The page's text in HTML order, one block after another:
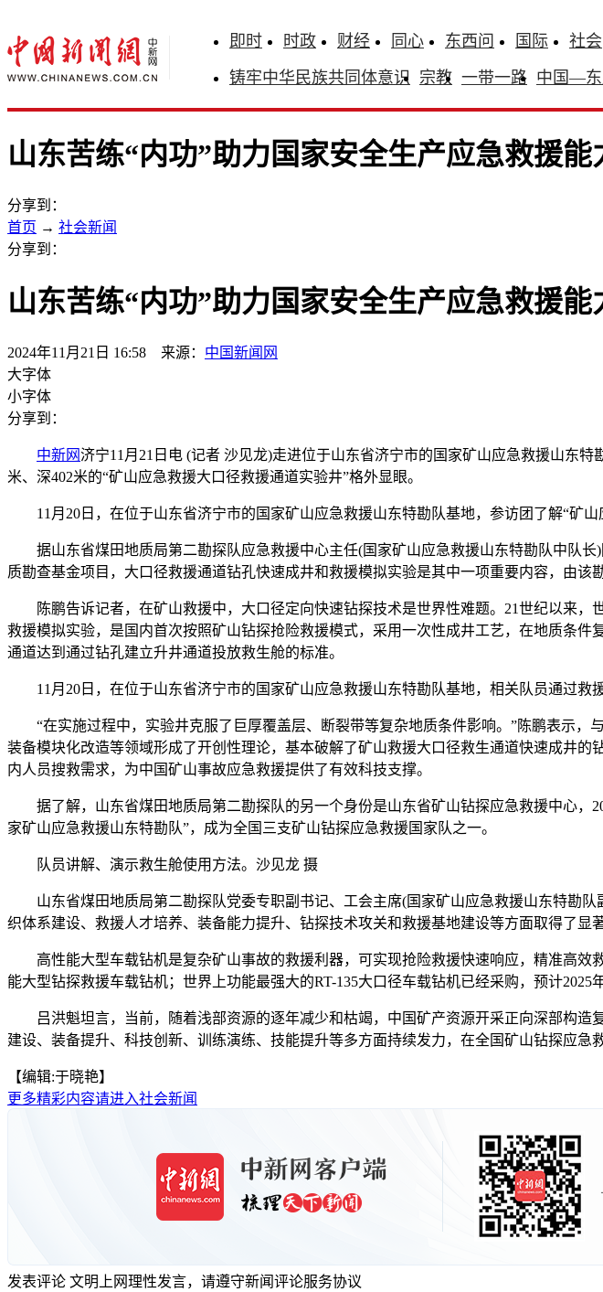
即时 时政 财经 同心 东西问 国际 社会
铸牢中华民族共同体意识 宗教 一带一路 中国—东
山东苦练“内功”助力国家安全生产应急救援
分享到：
首页 → 社会新闻
分享到：
山东苦练“内功”助力国家安全生产应急救援
2024年11月21日 16:58 来源： 中国新闻网
大字体
小字体
分享到：
中新网济宁11月21日电 (记者 沙见龙)走进位于山东省济宁市的国家矿山应急救援山东
米、深402米的“矿山应急救援大口径救援通道实验井”格外显眼。
11月20日，在位于山东省济宁市的国家矿山应急救援山东特勘队基地，参访团了解“矿
据山东省煤田地质局第二勘探队应急救援中心主任(国家矿山应急救援山东特勘队中队长
质勘查基金项目，大口径救援通道钻孔快速成井和救援模拟实验是其中一项重要内容，由该
陈鹏告诉记者，在矿山救援中，大口径定向快速钻探技术是世界性难题。21世纪以来，
救援模拟实验，是国内首次按照矿山钻探抢险救援模式，采用一次性成井工艺，在地质条
通道达到通过钻孔建立升井通道投放救生舱的标准。
11月20日，在位于山东省济宁市的国家矿山应急救援山东特勘队基地，相关队员通过救
“在实施过程中，实验井克服了巨厚覆盖层、断裂带等复杂地质条件影响。”陈鹏表示，
装备模块化改造等领域形成了开创性理论，基本破解了矿山救援大口径救生通道快速成井
内人员搜救需求，为中国矿山事故应急救援提供了有效科技支撑。
据了解，山东省煤田地质局第二勘探队的另一个身份是山东省矿山钻探应急救援中心，
家矿山应急救援山东特勘队”，成为全国三支矿山钻探应急救援国家队之一。
队员讲解、演示救生舱使用方法。沙见龙 摄
山东省煤田地质局第二勘探队党委专职副书记、工会主席(国家矿山应急救援山东特勘队
织体系建设、救援人才培养、装备能力提升、钻探技术攻关和救援基地建设等方面取得了显著
高性能大型车载钻机是复杂矿山事故的救援利器，可实现抢险救援快速响应，精准高效
能大型钻探救援车载钻机；世界上功能最强大的RT-135大口径车载钻机已经采购，预计2025
吕洪魁坦言，当前，随着浅部资源的逐年减少和枯竭，中国矿产资源开采正向深部构造
建设、装备提升、科技创新、训练演练、技能提升等多方面持续发力，在全国矿山钻探应急
【编辑:于晓艳】
更多精彩内容请进入社会新闻
发表评论 文明上网理性发言，请遵守新闻评论服务协议